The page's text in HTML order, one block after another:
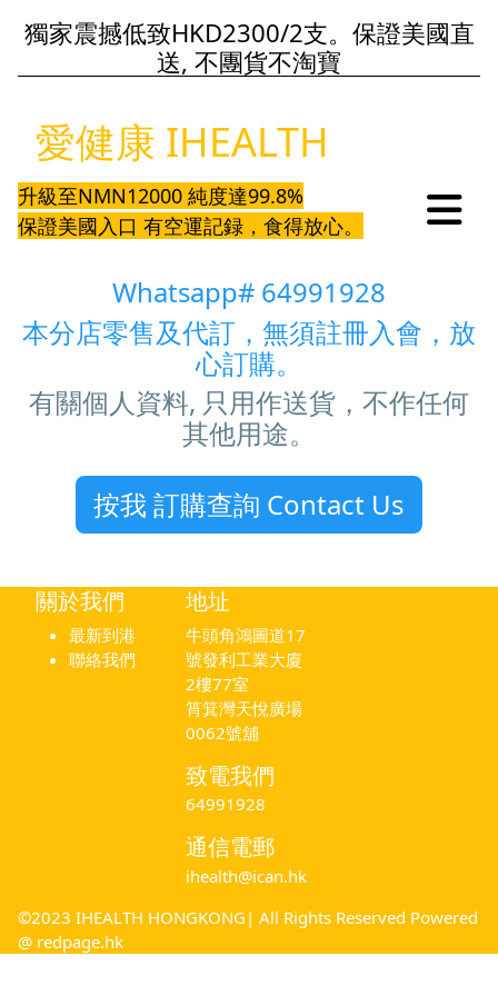
獨家震撼低致HKD2300/2支。保證美國直
送, 不團貨不淘寶
愛健康 IHEALTH
升級至NMN12000 純度達99.8%
保證美國入口 有空運記録，食得放心。
Whatsapp# 64991928
本分店零售及代訂，無須註冊入會，放
心訂購。
有關個人資料, 只用作送貨，不作任何
其他用途。
按我 訂購查詢 Contact Us
關於我們
最新到港
聯絡我們
地址
牛頭角鴻圖道17
號發利工業大廈
2樓77室
筲箕灣天悅廣場
0062號舖
致電我們
64991928
通信電郵
ihealth@ican.hk
©2023 IHEALTH HONGKONG| All Rights Reserved Powered
@ redpage.hk